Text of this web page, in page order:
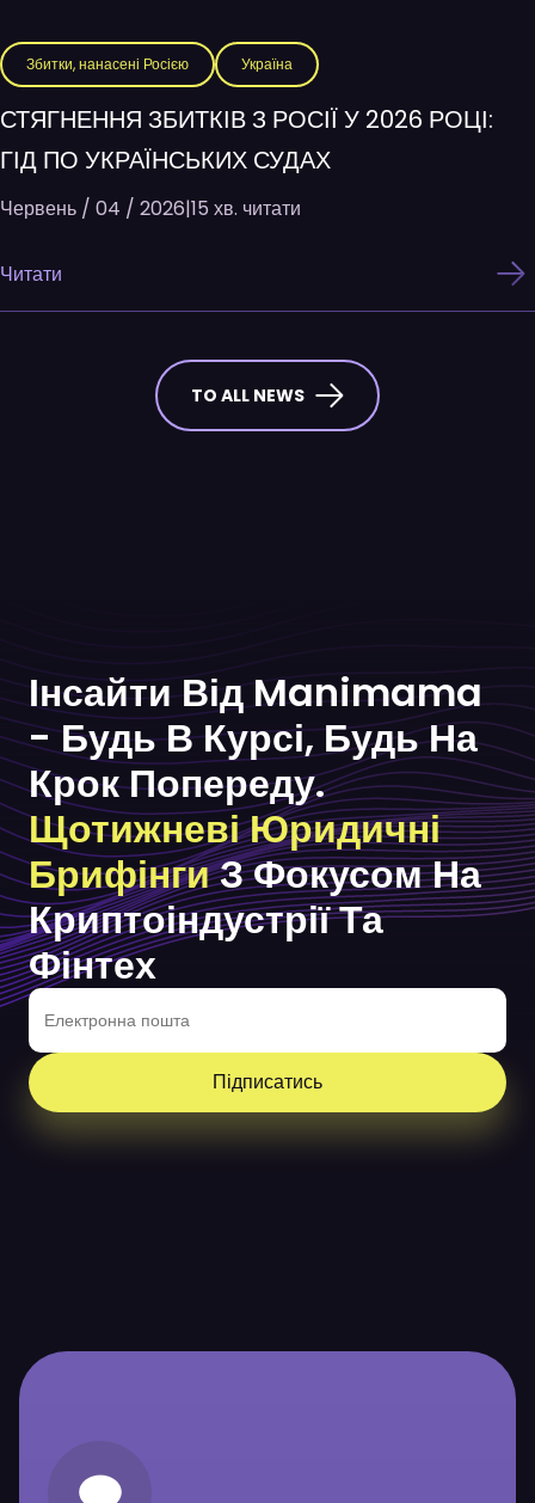
Збитки, нанасені Росією Україна
СТЯГНЕННЯ ЗБИТКІВ З РОСІЇ У 2026 РОЦІ:
ГІД ПО УКРАЇНСЬКИХ СУДАХ
Червень / 04 / 2026|15 хв. читати
Читати
TO ALL NEWS
Інсайти Від Manimama
- Будь В Курсі, Будь На
Крок Попереду.
Щотижневі Юридичні
БрифінгиЗ Фокусом На
Криптоіндустрії Та
Фінтех
Підписатись